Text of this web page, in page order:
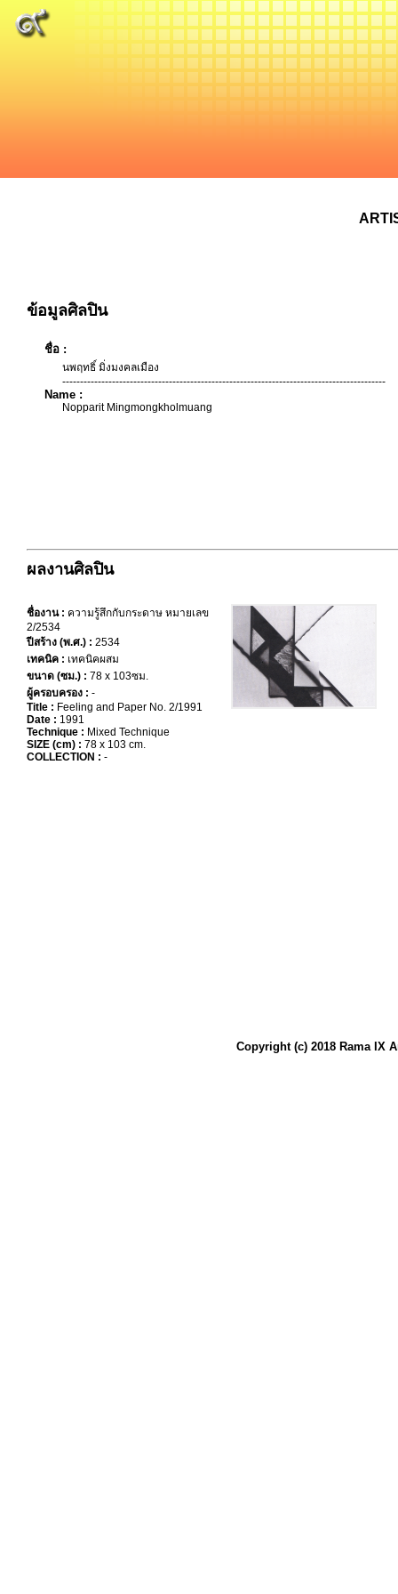
ข้อมูลศิลปิน
ชื่อ :
นพฤทธิ์ มิ่งมงคลเมือง
-------------------------------------------------------------------------------------------
Name :
Nopparit Mingmongkholmuang
ผลงานศิลปิน
ชื่องาน : ความรู้สึกกับกระดาษ หมายเลข
2/2534
ปีสร้าง (พ.ศ.) : 2534
เทคนิค : เทคนิคผสม
ขนาด (ซม.) : 78 x 103ซม.
ผู้ครอบครอง : -
Title : Feeling and Paper No. 2/1991
Date : 1991
Technique : Mixed Technique
SIZE (cm) : 78 x 103 cm.
COLLECTION : -
Copyright (c) 2018 Rama IX